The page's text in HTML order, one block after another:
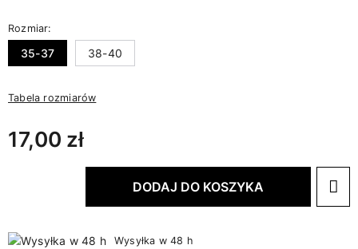
Rozmiar:
35-37 38-40
Tabela rozmiarów
17,00 zł
DODAJ DO KOSZYKA
Wysyłka w 48 h